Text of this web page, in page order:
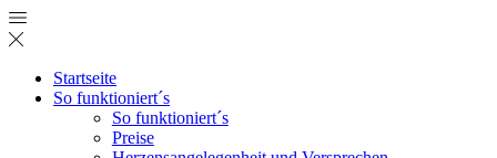
Startseite
So funktioniert´s
So funktioniert´s
Preise